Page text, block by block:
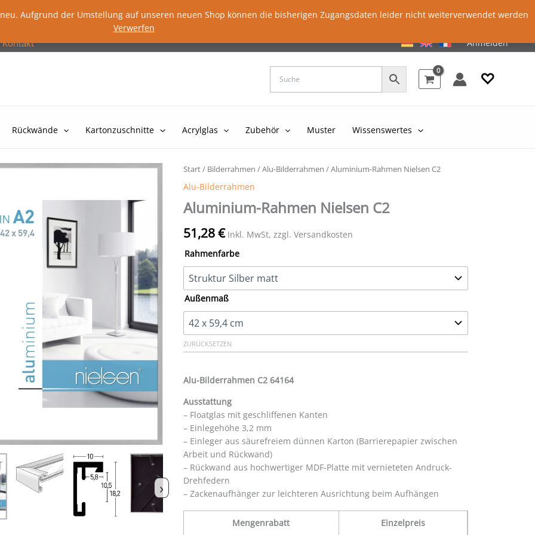
Aufgrund der Umstellung auf unseren neuen Shop können die bisherigen Zugangsdaten leider nicht weiterverwendet werden
Verwerfen
Kontakt Anmelden
♡
Rückwände Kartonzuschnitte Acrylglas Zubehör Muster Wissenswertes
›
Start/ Bilderrahmen /Alu-Bilderrahmen / Aluminium-Rahmen Nielsen C2
Alu-Bilderrahmen
Aluminium-Rahmen Nielsen C2
51,28€ Inkl. MwSt, zzgl. Versandkosten
Rahmenfarbe
Außenmaß
ZURÜCKSETZEN
Alu-Bilderrahmen C2 64164
Ausstattung
– Floatglas mit geschliffenen Kanten
– Einlegehöhe 3,2 mm
– Einleger aus säurefreiem dünnen Karton (Barrierepapier zwischen
Arbeit und Rückwand)
– Rückwand aus hochwertiger MDF-Platte mit vernieteten Andruck-
Drehfedern
– Zackenaufhänger zur leichteren Ausrichtung beim Aufhängen
Mengenrabatt Einzelpreis